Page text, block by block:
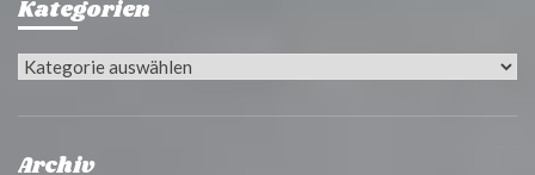
Kategorien
Kategorien
Archiv